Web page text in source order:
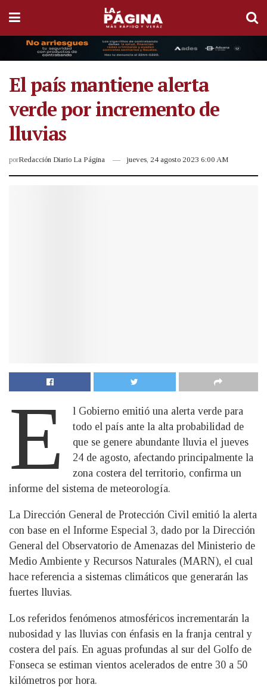
El país mantiene alerta
verde por incremento de
lluvias
porRedacción Diario La Página jueves, 24 agosto 2023 6:00 AM
E
l Gobierno emitió una alerta verde para
todo el país ante la alta probabilidad de
que se genere abundante lluvia el jueves
24 de agosto, afectando principalmente la
zona costera del territorio, confirma un
informe del sistema de meteorología.
La Dirección General de Protección Civil emitió la alerta
con base en el Informe Especial 3, dado por la Dirección
General del Observatorio de Amenazas del Ministerio de
Medio Ambiente y Recursos Naturales (MARN), el cual
hace referencia a sistemas climáticos que generarán las
fuertes lluvias.
Los referidos fenómenos atmosféricos incrementarán la
nubosidad y las lluvias con énfasis en la franja central y
costera del país. En aguas profundas al sur del Golfo de
Fonseca se estiman vientos acelerados de entre 30 a 50
kilómetros por hora.